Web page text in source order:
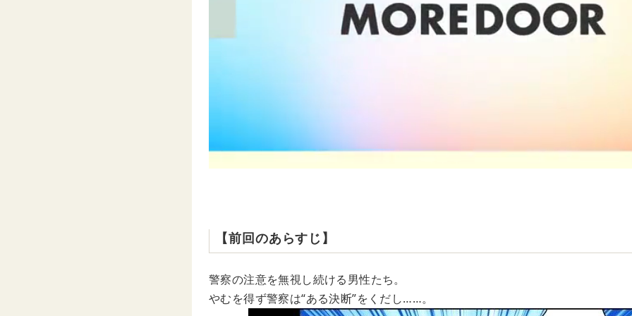
【前回のあらすじ】
警察の注意を無視し続ける男性たち。
やむを得ず警察は“ある決断”をくだし……。